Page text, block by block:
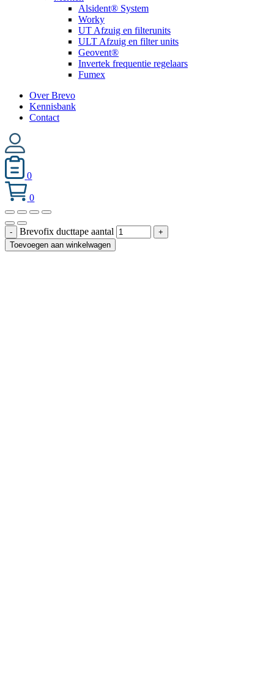
Alsident® System
Worky
UT Afzuig en filterunits
ULT Afzuig en filter units
Geovent®
Invertek frequentie regelaars
Fumex
Over Brevo
Kennisbank
Contact
0
0
- Brevofix ducttape aantal
+
Toevoegen aan winkelwagen